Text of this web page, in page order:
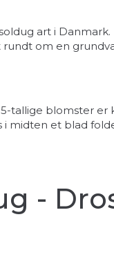
art i
om en
tallige blomster
midten et blad
-